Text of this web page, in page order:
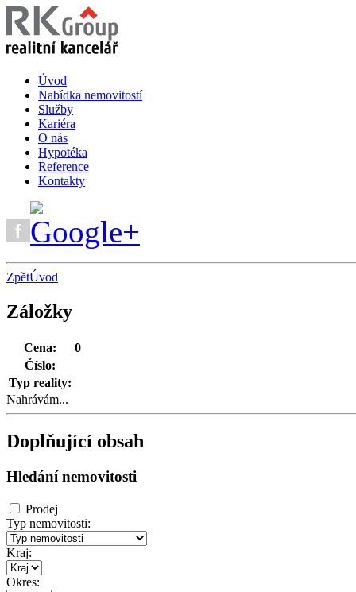
Úvod
Nabídka nemovitostí
Služby
Kariéra
O nás
Hypotéka
Reference
Kontakty
ZpětÚvod
Záložky
Cena:
0
Číslo:
Typ reality:
Nahrávám...
Doplňující obsah
Hledání nemovitosti
Prodej
Typ nemovitosti:
Kraj:
Okres: